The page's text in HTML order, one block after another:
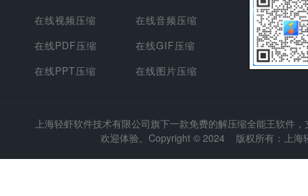
在线视频压缩
在线PDF压缩
在线PPT压缩
在线音频压缩
在线GIF压缩
在线图片压缩
上海轻虾软件技术有限公司旗下一款免费的解压缩全能王软件
欢迎体验。Copyright © 2024 版权所有：上